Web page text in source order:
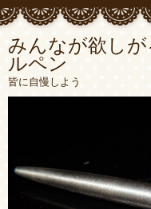
みんなが欲し
ルペン
皆に自慢しよう